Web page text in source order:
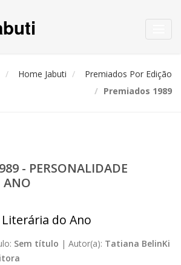
Home Jabuti
Premiados Por Edição
Premiados 1989
- PERSONALIDADE
ANO
do Ano
Sem título | Autor(a): Tatiana BelinKi